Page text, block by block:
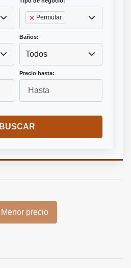
Permutar
Baños:
Todos
Precio hasta:
BUSCAR
Menor precio